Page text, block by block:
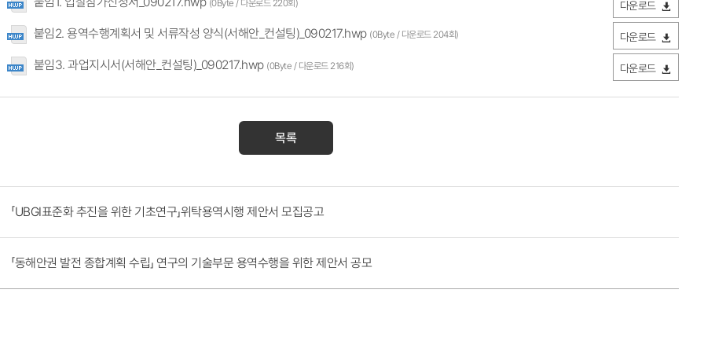
(0Byte / 다운로드 220회) 다운로드
붙임2. 용역수행계획서 및 서류작성 양식(서해안_컨설팅)_090217.hwp (0Byte / 다운로드 204회) 다운로드
붙임3. 과업지시서(서해안_컨설팅)_090217.hwp (0Byte / 다운로드 216회) 다운로드
목록
「UBGI표준화 추진을 위한 기초연구」위탁용역시행 제안서 모집공고
「동해안권 발전 종합계획 수립」 연구의 기술부문 용역수행을 위한 제안서 공모